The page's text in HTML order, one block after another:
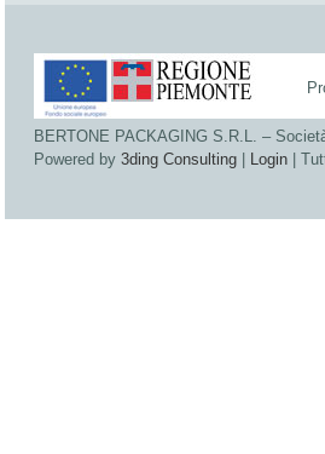
BERTONE PACKAGING S.R.L. –
Powered by 3ding Consulting | Login |